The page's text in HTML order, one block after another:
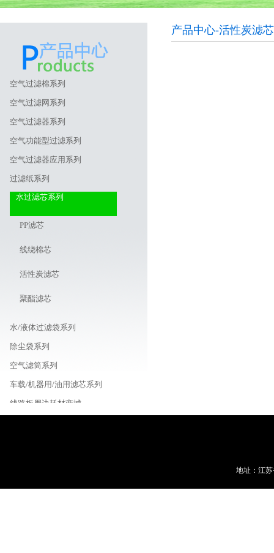
空气过滤棉系列
空气过滤网系列
空气过滤器系列
空气功能型过滤系列
空气过滤器应用系列
过滤纸系列
水过滤芯系列
PP滤芯
线绕棉芯
活性炭滤芯
聚酯滤芯
水/液体过滤袋系列
除尘袋系列
空气滤筒系列
车载/机器用/油用滤芯系列
线路板周边耗材商城
产品中心-活性炭滤芯
地址：江